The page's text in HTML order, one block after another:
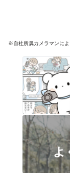
※自社所属カメラマンによ